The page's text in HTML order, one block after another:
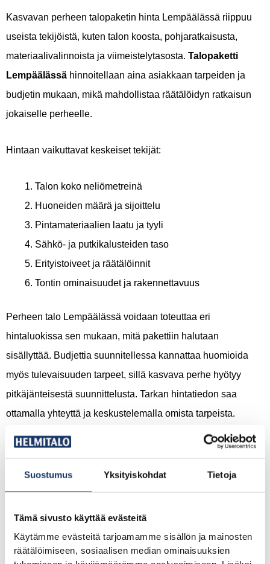
Suostumus Yksityiskohdat Tietoja
Tämä sivusto käyttää evästeitä
Käytämme evästeitä tarjoamamme sisällön ja mainosten
räätälöimiseen, sosiaalisen median ominaisuuksien
Kasvavan perheen talopaketin hinta Lempäälässä riippuu
useista tekijöistä, kuten talon koosta, pohjaratkaisusta,
materiaalivalinnoista ja viimeistelytasosta. Talopaketti
Lempäälässä hinnoitellaan aina asiakkaan tarpeiden ja
budjetin mukaan, mikä mahdollistaa räätälöidyn ratkaisun
jokaiselle perheelle.
Hintaan vaikuttavat keskeiset tekijät:
Talon koko neliömetreinä
Huoneiden määrä ja sijoittelu
Pintamateriaalien laatu ja tyyli
Sähkö- ja putkikalusteiden taso
Erityistoiveet ja räätälöinnit
Tontin ominaisuudet ja rakennettavuus
Perheen talo Lempäälässä voidaan toteuttaa eri
hintaluokissa sen mukaan, mitä pakettiin halutaan
sisällyttää. Budjettia suunnitellessa kannattaa huomioida
myös tulevaisuuden tarpeet, sillä kasvava perhe hyötyy
pitkäjänteisestä suunnittelusta. Tarkan hintatiedon saa
ottamalla yhteyttä ja keskustelemalla omista tarpeista.
Mikä on paras pohjaratkaisu kasvavalle perheelle
Lempäälässä?
huomioi sekä nykyiset että tulevaisuuden tarpeet.
perheen talopakettisuunnitellaan niin, että perheen talo
toimii eri elämänvaiheissa ja tarjoaa riittävästi tilaa kaikille